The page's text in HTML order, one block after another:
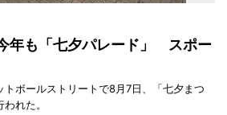
年も「七夕パレード」 スポー
ボールストリートで8月7日、「七夕まつ
れた。